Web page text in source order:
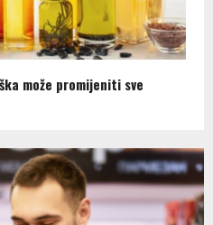
može promijeniti sve